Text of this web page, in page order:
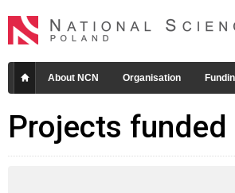
About NCN Organisation
Projects funded